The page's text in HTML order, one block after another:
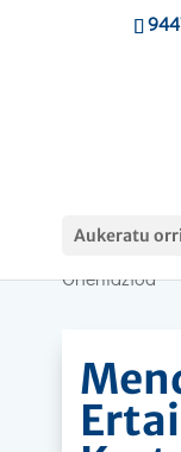
Aukeratu
Ingurua,
Orientazioa